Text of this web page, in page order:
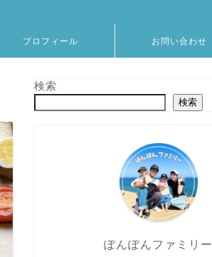
プロフィール お問い合わせ
検索
検索
ぽんぽんファミリー